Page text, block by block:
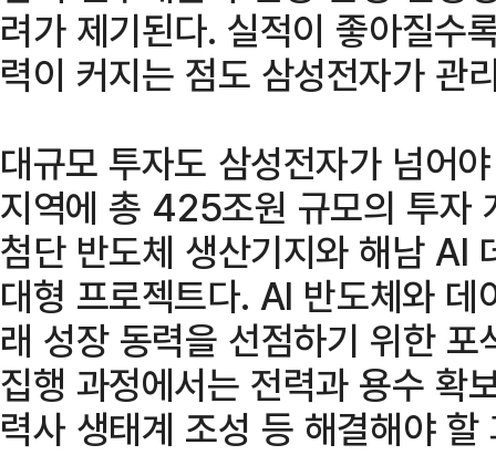
려가 제기된다. 실적이 좋아질수
력이 커지는 점도 삼성전자가 관
대규모 투자도 삼성전자가 넘어
지역에 총 425조원 규모의 투자
첨단 반도체 생산기지와 해남 AI
대형 프로젝트다. AI 반도체와
래 성장 동력을 선점하기 위한
집행 과정에서는 전력과 용수 확
력사 생태계 조성 등 해결해야 할